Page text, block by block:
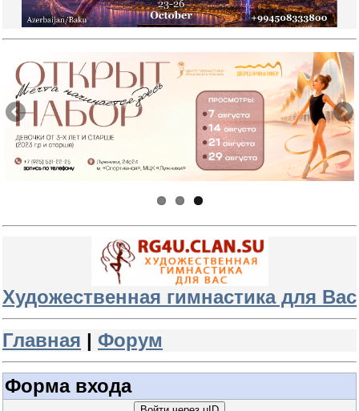
Художественная гимнастика для Вас
Главная | Форум
Форма входа